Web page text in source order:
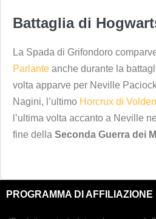
Battaglia di
La Spada di Grifondoro
Parlante anche durante la
volta apparve per Neville
Nagini, l’ultimo Horcrux di
l’ultima volta accanto a Neville
fine della Seconda Guerra dei
PROGRAMMA DI AFFILIAZIONE